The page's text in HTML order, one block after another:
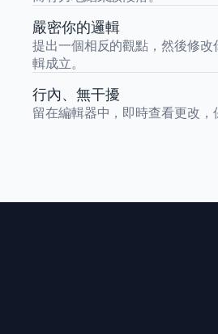
嚴密你的邏輯
提出一個相反的觀點，然後修改
輯成立。
行內、無干擾
留在編輯器中，即時查看更改，